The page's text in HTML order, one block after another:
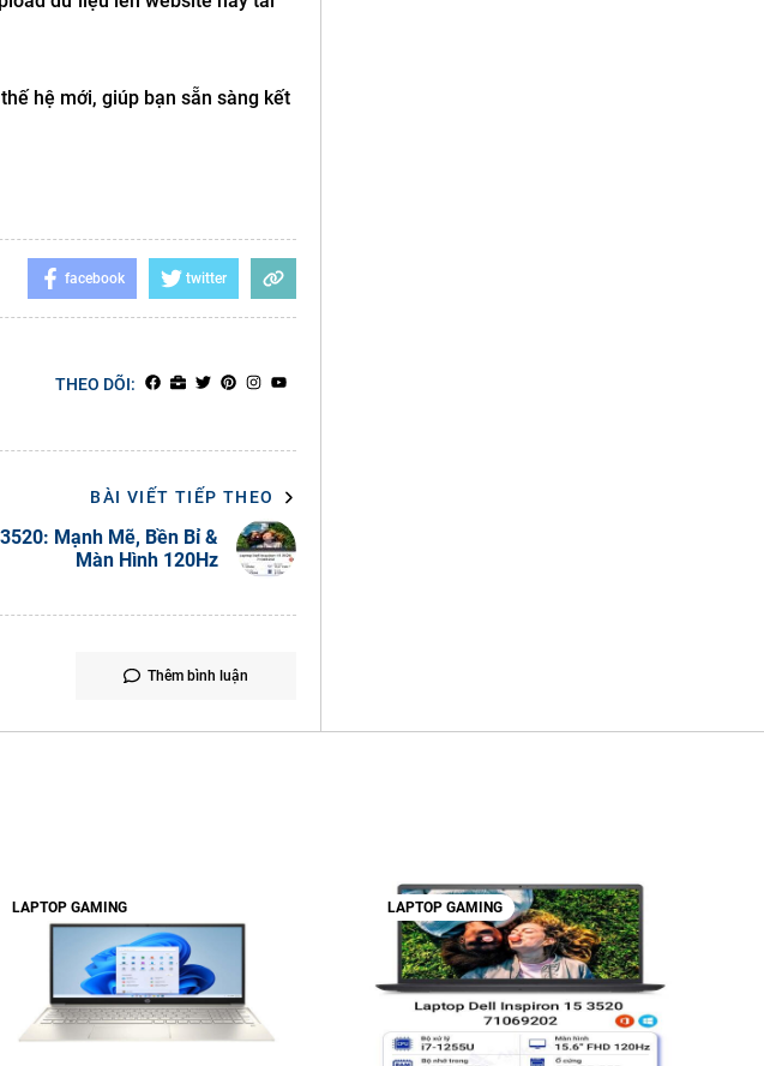
hệ mới, giúp bạn sẵn sàng kết
facebook twitter
THEO DÕI:
BÀI VIẾT TIẾP THEO
Mạnh Mẽ, Bền Bỉ &
Màn Hình 120Hz
Thêm bình luận
LAPTOP GAMING LAPTOP GAMING